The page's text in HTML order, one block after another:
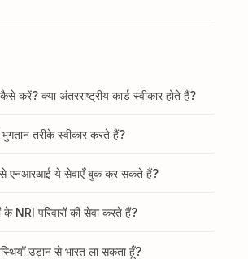
करें? क्या अंतरराष्ट्रीय कार्ड स्वीकार होते हैं?
तरीके स्वीकार करते हैं?
से एनआरआई ये सेवाएँ बुक कर सकते हैं?
NRI परिवारों की सेवा करते हैं?
उड़ान से भारत ला सकता हूँ?